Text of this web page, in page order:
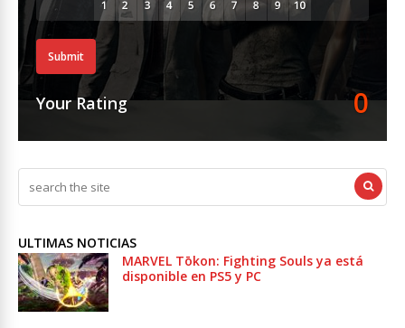
Submit
Your Rating 0
ULTIMAS NOTICIAS
MARVEL Tōkon: Fighting Souls ya está
disponible en PS5 y PC